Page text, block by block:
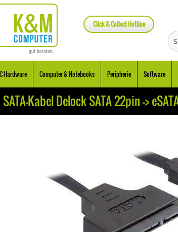
Click & Collect Hotline
Hardware Computer & Notebooks Peripherie Software
SATA-Kabel Delock SATA 22pin ->